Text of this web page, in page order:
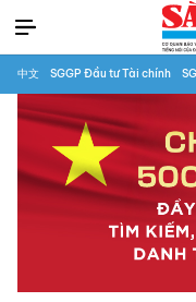
中文 SGGP Đầu tư Tài chính